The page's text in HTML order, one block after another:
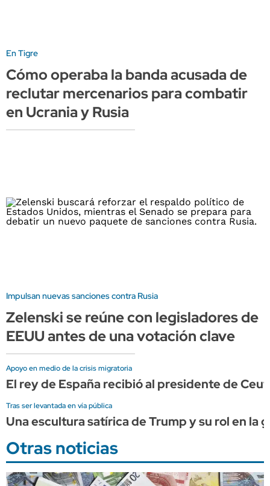
En Tigre
Cómo operaba la banda acusada de
reclutar mercenarios para combatir
en Ucrania y Rusia
Impulsan nuevas sanciones contra Rusia
Zelenski se reúne con legisladores de
EEUU antes de una votación clave
Apoyo en medio de la crisis migratoria
El rey de España recibió al presidente de
Tras ser levantada en vía pública
Una escultura satírica de Trump y su rol en la
Otras noticias